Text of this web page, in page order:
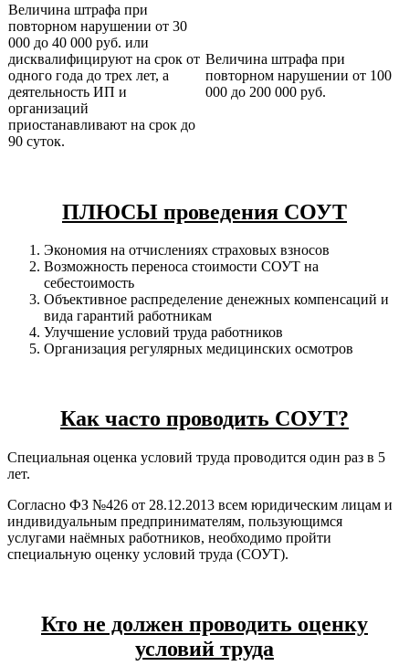
Величина штрафа при
повторном нарушении от 30
000 до 40 000 руб. или
дисквалифицируют на срок от
одного года до трех лет, а
деятельность ИП и
организаций
приостанавливают на срок до
90 суток.
Величина штрафа при
повторном нарушении от 100
000 до 200 000 руб.
ПЛЮСЫ проведения СОУТ
Экономия на отчислениях страховых взносов
Возможность переноса стоимости СОУТ на
себестоимость
Объективное распределение денежных компенсаций и
вида гарантий работникам
Улучшение условий труда работников
Организация регулярных медицинских осмотров
Как часто проводить СОУТ?
Специальная оценка условий труда проводится один раз в 5
лет.
Согласно ФЗ №426 от 28.12.2013 всем юридическим лицам и
индивидуальным предпринимателям, пользующимся
услугами наёмных работников, необходимо пройти
специальную оценку условий труда (СОУТ).
Кто не должен проводить оценку
условий труда